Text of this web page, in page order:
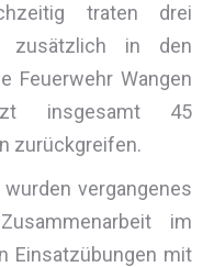
traten drei
zusätzlich in den
Feuerwehr Wangen
insgesamt 45
zurückgreifen.
vergangenes
im
Einsatzübungen mit